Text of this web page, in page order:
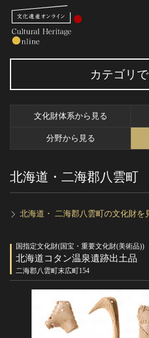
トップ
作品一覧
カテゴリで見る
全国の美術館・博物館
世界遺産
無形文化遺産
動画で見る無形の文化財
媒
博
文
お
関
サ
カテゴリ
文化財体系から見る
分野から見る
北海道・二海郡八雲町
北海道・ 二海郡八雲町の文化財を
国指定文化財(国宝・重要文化財(美術品))
北海道コタン温泉遺跡出土品
二海郡八雲町末広町154